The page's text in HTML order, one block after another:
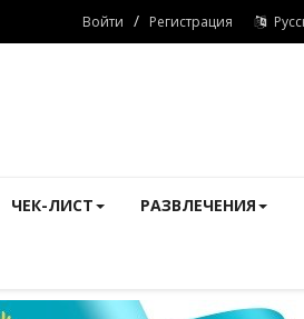
Войти / Регистрация
ЧЕК-ЛИСТ РАЗВЛЕЧЕНИЯ